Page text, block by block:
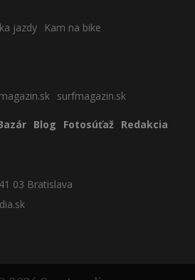
jazdy
Kam na bike
surfmagazin.sk
Blog Fotosúťaž Redakcia
03 Bratislava